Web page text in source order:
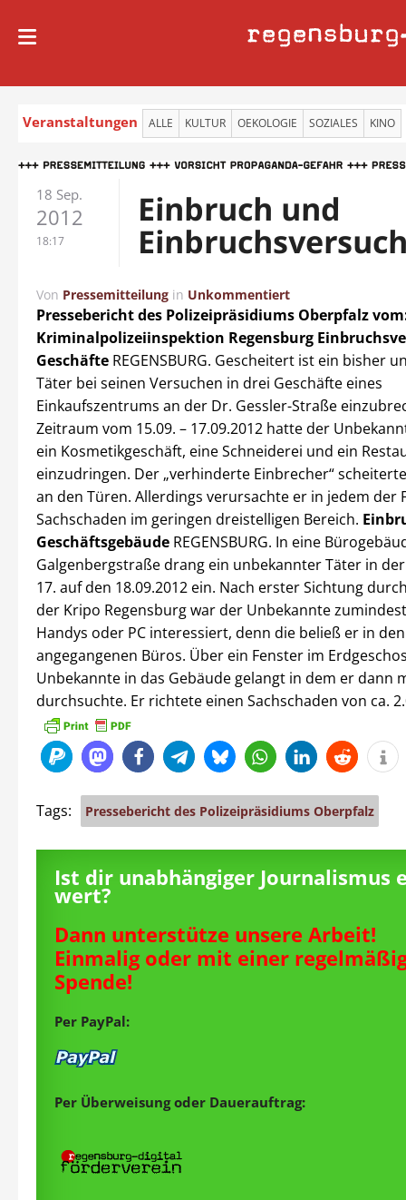
regensburg
Veranstaltungen ALLE KULTUR OEKOLOGIE SOZIALES KINO
18 Sep.
2012
18:17
Einbruch und
Von Pressemitteilung in Unkommentiert
Pressebericht des Polizeipräsidiums Oberpfalz
Kriminalpolizeiinspektion Regensburg
Geschäfte REGENSBURG. Gescheitert ist ein bisher
Täter bei seinen Versuchen in drei Geschäfte eines
Einkaufszentrums an der Dr. Gessler-Straße
Zeitraum vom 15.09. – 17.09.2012 hatte der
ein Kosmetikgeschäft, eine Schneiderei und ein
einzudringen. Der „verhinderte Einbrecher“
an den Türen. Allerdings verursachte er in jedem der
Sachschaden im geringen dreistelligen Bereich.
Geschäftsgebäude REGENSBURG. In eine
Galgenbergstraße drang ein unbekannter Täter in
17. auf den 18.09.2012 ein. Nach erster Sichtung
der Kripo Regensburg war der Unbekannte
Handys oder PC interessiert, denn die beließ er in den
angegangenen Büros. Über ein Fenster im
Unbekannte in das Gebäude gelangt in dem er dann
durchsuchte. Er richtete einen Sachschaden von ca.
Tags: Pressebericht des Polizeipräsidiums Oberpfalz
Ist dir unabhängiger Journalismus
wert?
Dann unterstütze unsere Arbeit!
Einmalig oder mit einer
Spende!
Per PayPal:
Per Überweisung oder Dauerauftrag: